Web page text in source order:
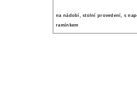
na nádobí, stolní provedení, s
ramínkem